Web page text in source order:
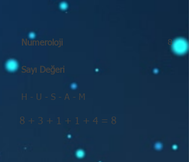
Numeroloji
Sayı Değeri
8
H - U - S - A - M
8 + 3 + 1 + 1 + 4 = 8